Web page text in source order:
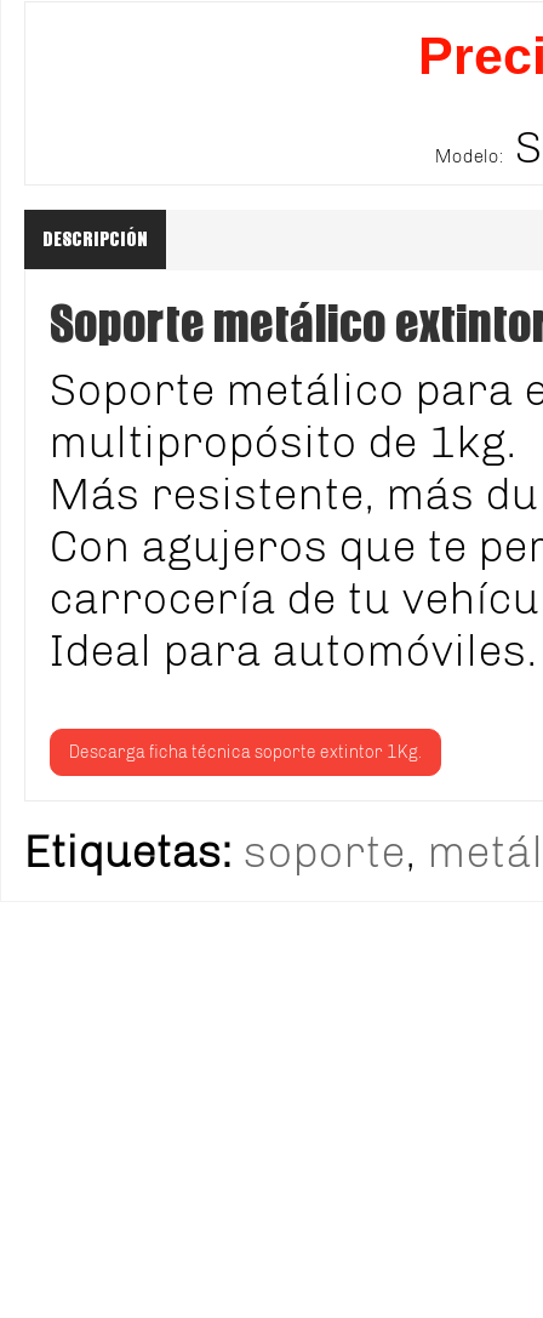
Modelo:
DESCRIPCIÓN
Soporte metálico
Soporte metálico para
multipropósito de 1kg.
Más resistente, más
Con agujeros que te
carrocería de tu
Ideal para automóviles.
Descarga ficha técnica soporte extintor 1Kg.
Etiquetas: soporte,